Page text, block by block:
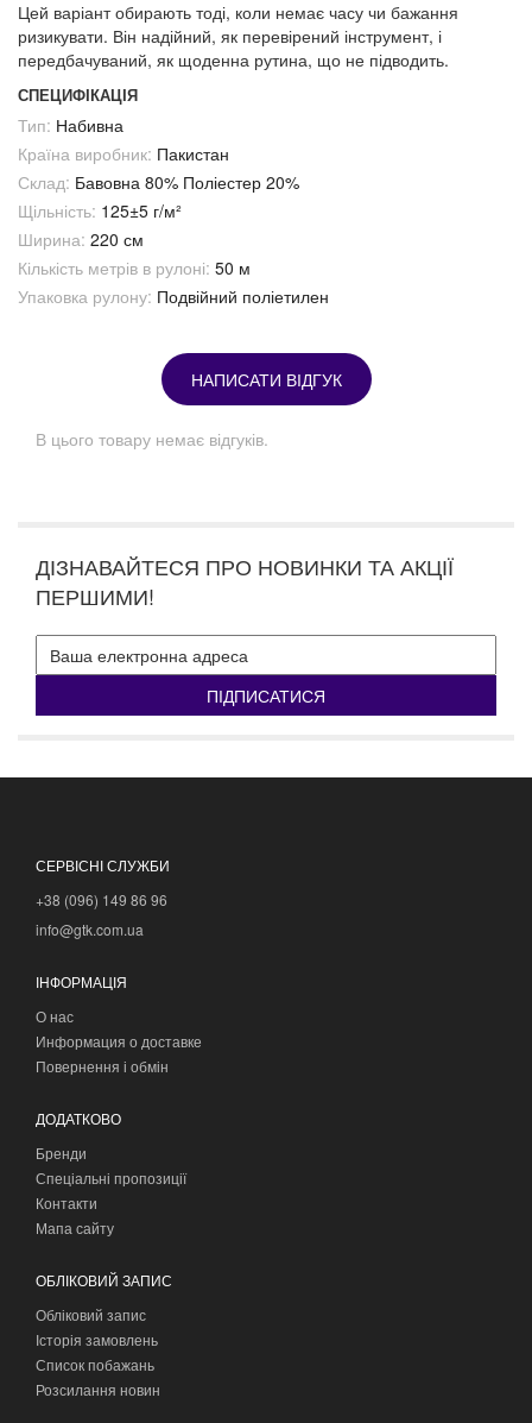
Цей варіант обирають тоді, коли немає часу чи бажання
ризикувати. Він надійний, як перевірений інструмент, і
передбачуваний, як щоденна рутина, що не підводить.
СПЕЦИФІКАЦІЯ
Тип: Набивна
Країна виробник: Пакистан
Склад: Бавовна 80% Поліестер 20%
Щільність: 125±5 г/м²
Ширина: 220 см
Кількість метрів в рулоні: 50 м
Упаковка рулону: Подвійний поліетилен
НАПИСАТИ ВІДГУК
В цього товару немає відгуків.
ДІЗНАВАЙТЕСЯ ПРО НОВИНКИ ТА АКЦІЇ
ПЕРШИМИ!
ПІДПИСАТИСЯ
СЕРВІСНІ СЛУЖБИ
+38 (096) 149 86 96
info@gtk.com.ua
ІНФОРМАЦІЯ
О нас
Информация о доставке
Повернення і обмін
ДОДАТКОВО
Бренди
Спеціальні пропозиції
Контакти
Мапа сайту
ОБЛІКОВИЙ ЗАПИС
Обліковий запис
Історія замовлень
Список побажань
Розсилання новин